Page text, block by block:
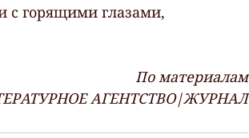
с горящими глазами,
По материалам
АГЕНТСТВО|ЖУРНАЛ